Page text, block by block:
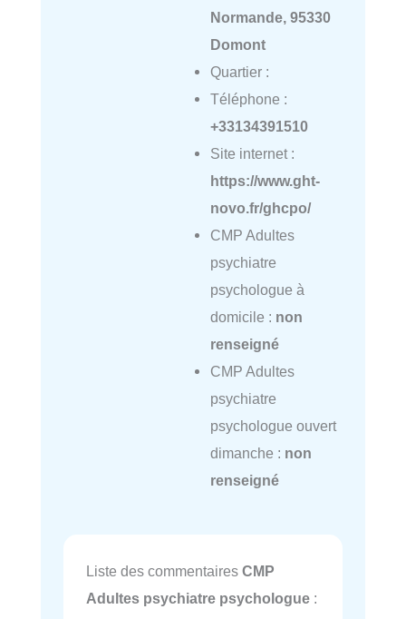
Normande, 95330
Domont
Quartier :
Téléphone :
+33134391510
Site internet :
https://www.ght-
novo.fr/ghcpo/
CMP Adultes
psychiatre
psychologue à
domicile : non
renseigné
CMP Adultes
psychiatre
psychologue ouvert
dimanche : non
renseigné
Liste des commentaires CMP
Adultes psychiatre psychologue :